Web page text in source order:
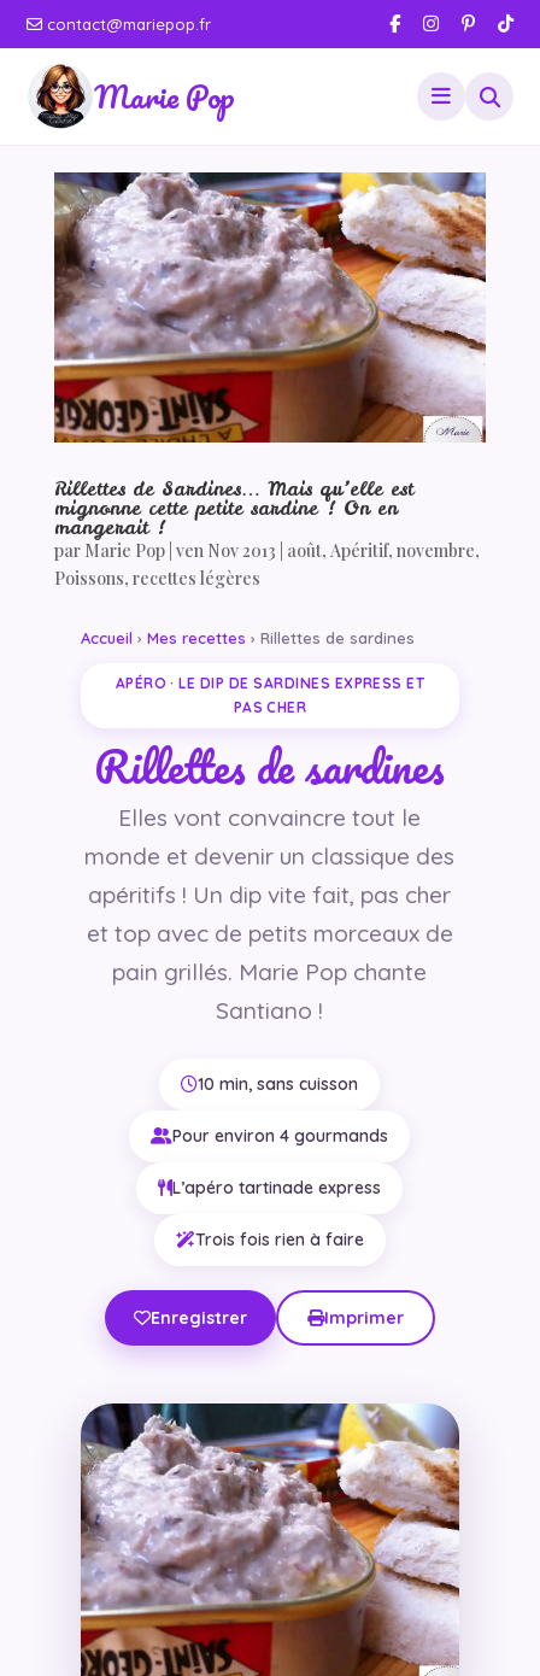
contact@mariepop.fr
Marie Pop
Rillettes de Sardines… Mais qu’elle est
mignonne cette petite sardine ! On en
mangerait !
par Marie Pop| ven Nov 2013 août, Apéritif, novembre,
Poissons, recettes légères
Accueil › Mes recettes › Rillettes de sardines
APÉRO · LE DIP DE SARDINES EXPRESS ET
PAS CHER
Rillettes de sardines
Elles vont convaincre tout le
monde et devenir un classique des
apéritifs ! Un dip vite fait, pas cher
et top avec de petits morceaux de
pain grillés. Marie Pop chante
Santiano !
10 min, sans cuisson
Pour environ 4 gourmands
L’apéro tartinade express
Trois fois rien à faire
Enregistrer Imprimer